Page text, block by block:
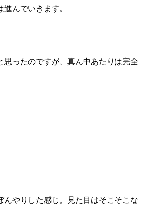
んでいきます。
ったのですが、真ん中あたりは完全
やりした感じ。見た目はそこそこな